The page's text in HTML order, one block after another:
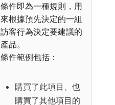
條件即為一種規則，用
來根據預先決定的一組
訪客行為決定要建議的
產品。
條件範例包括：
購買了此項目、也
購買了其他項目的